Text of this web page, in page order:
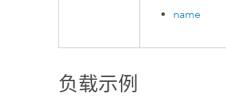
name
负载示例